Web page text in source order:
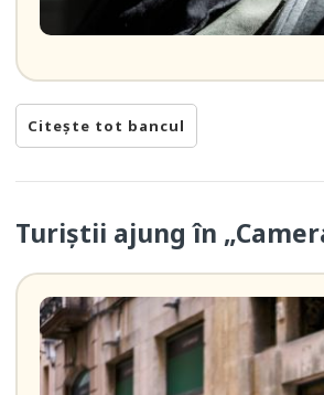
Citește tot bancul
Turiștii ajung în